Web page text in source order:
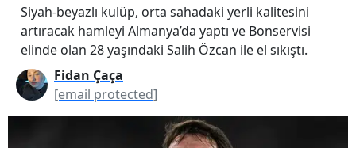
Siyah-beyazlı kulüp, orta sahadaki yerli kalitesini
artıracak hamleyi Almanya’da yaptı ve Bonservisi
elinde olan 28 yaşındaki Salih Özcan ile el sıkıştı.
Fidan Çaça
[email protected]